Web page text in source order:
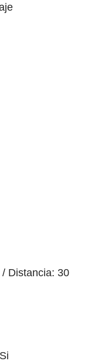
Distancia: 30